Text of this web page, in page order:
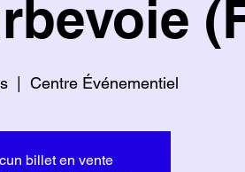
  |
Centre Événementiel
billet en vente